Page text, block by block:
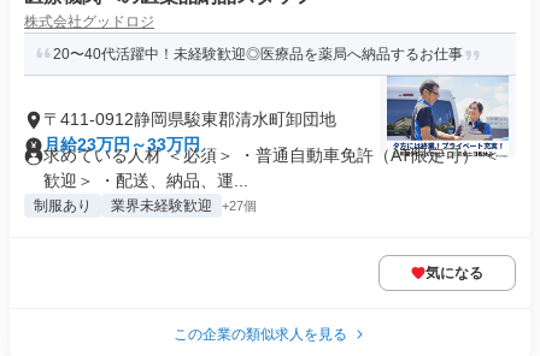
株式会社グッドロジ
20〜40代活躍中！未経験歓迎◎医療品を薬局へ納品するお仕事
〒411-0912静岡県駿東郡清水町卸団地
月給23万円～33万円
求めている人材 ＜必須＞ ・普通自動車免許（AT限定可） ＜
歓迎＞ ・配送、納品、運...
制服あり 業界未経験歓迎 +27個
気になる
この企業の類似求人を見る